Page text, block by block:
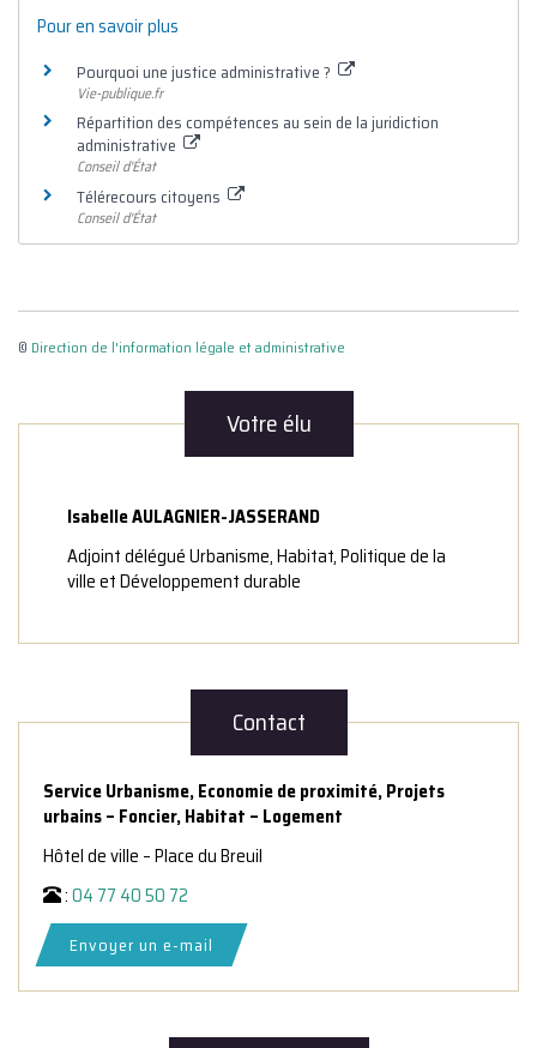
Pour en savoir plus
Pourquoi une justice administrative ?
Vie-publique.fr
Répartition des compétences au sein de la juridiction
administrative
Conseil d'État
Télérecours citoyens
Conseil d'État
© Direction de l'information légale et administrative
Votre élu
Isabelle AULAGNIER-JASSERAND
Adjoint délégué Urbanisme, Habitat, Politique de la
ville et Développement durable
Contact
Service Urbanisme, Economie de proximité, Projets
urbains – Foncier, Habitat – Logement
Hôtel de ville – Place du Breuil
:04 77 40 50 72
Envoyer un e-mail